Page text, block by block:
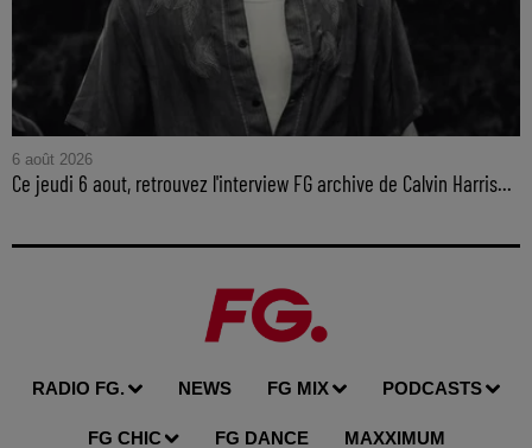
6 août 2026
Ce jeudi 6 aout, retrouvez l'interview FG archive de Calvin Harris...
RADIO FG. NEWS FG MIX PODCASTS
FG CHIC FG DANCE MAXXIMUM